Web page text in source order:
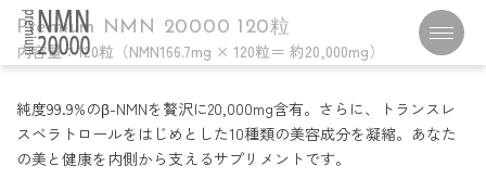
Premium NMN 20000 120粒
内容量：120粒（NMN166.7mg × 120粒＝ 約20,000mg）
純度99.9%のβ-NMNを贅沢に20,000mg含有。さらに、トランスレ
スベラトロールをはじめとした10種類の美容成分を凝縮。あなた
の美と健康を内側から支えるサプリメントです。